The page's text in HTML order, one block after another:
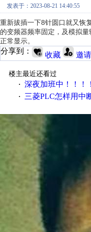
发表于：2023-08-21 14:40:55
重新拔插一下8针圆口就又恢
的变频器频率固定，及模拟
正常显示。
分享到： 收藏 邀
楼主最近还看过
· 深夜加班中！！！！
· 三菱PLC怎样用中